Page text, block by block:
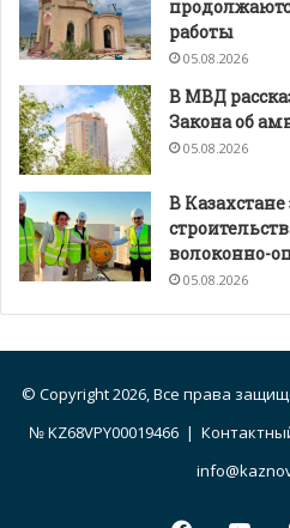
работы
05.08.2026
В МВД
Закона об
05.08.2026
В
волоконно-
05.08.2026
© Copyright 2026, Все права
№ KZ68VPY00019466 |